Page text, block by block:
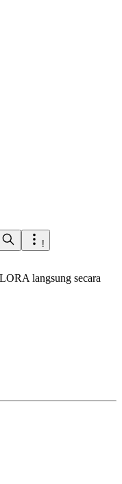
!
langsung secara